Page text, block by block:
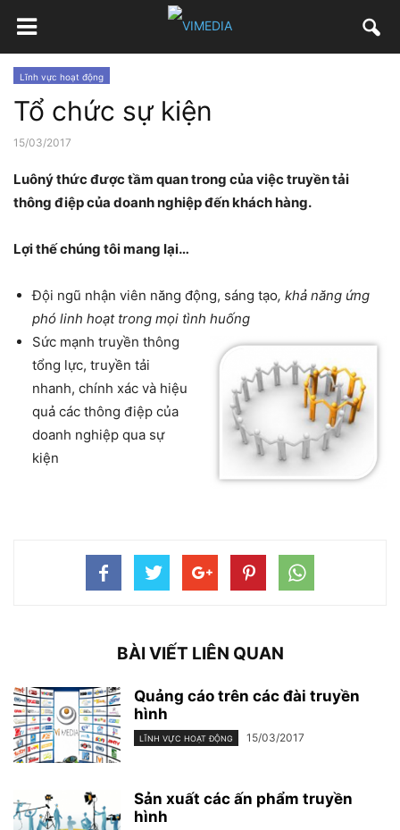
Lĩnh vực hoạt động
Tổ chức sự kiện
15/03/2017
Luôný thức được tầm quan trong của việc truyền tải
thông điệp của doanh nghiệp đến khách hàng.
Lợi thế chúng tôi mang lại…
Đội ngũ nhận viên năng động, sáng tạo, khả năng ứng
phó linh hoạt trong mọi tình huống
Sức mạnh truyền thông
tổng lực, truyền tải
nhanh, chính xác và hiệu
quả các thông điệp của
doanh nghiệp qua sự
kiện
BÀI VIẾT LIÊN QUAN
Quảng cáo trên các đài truyền
hình
LĨNH VỰC HOẠT ĐỘNG 15/03/2017
Sản xuất các ấn phẩm truyền
hình